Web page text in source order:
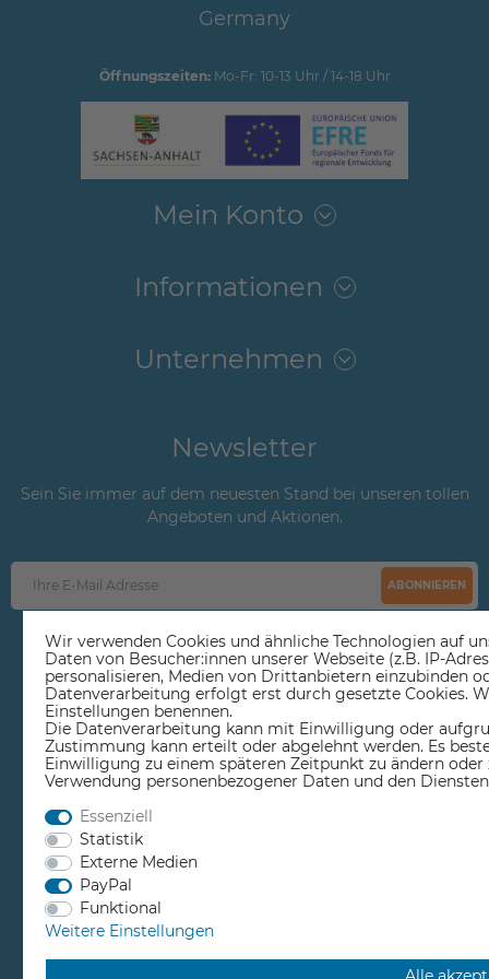
Germany
Öffnungszeiten:Mo-Fr: 10-13 Uhr / 14-18 Uhr
Mein Konto
Informationen
Unternehmen
Newsletter
Sein Sie immer auf dem neuesten Stand bei unseren tollen
Angeboten und Aktionen.
ABONNIEREN
Sie erklären sich damit einverstanden, dass Ihre Daten für unseren
Newsletterversand verwendet werden. Der Newsletter ist jederzeit
wieder abbestellbar. Weitere Informationen und Widerrufshinweise
finden Sie in unsererDaten­schutz­erklärung
Wir verwenden Cookies und ähnliche Technologien auf
Daten von Besucher:innen unserer Webseite (z.B. IP-
personalisieren, Medien von Drittanbietern einzubinden
Datenverarbeitung erfolgt erst durch gesetzte Cookies.
Einstellungen benennen.
Die Datenverarbeitung kann mit Einwilligung oder
Zustimmung kann erteilt oder abgelehnt werden. Es
Einwilligung zu einem späteren Zeitpunkt zu ändern
Verwendung personenbezogener Daten und den
Essenziell
Statistik
Externe Medien
PayPal
Funktional
Weitere Einstellungen